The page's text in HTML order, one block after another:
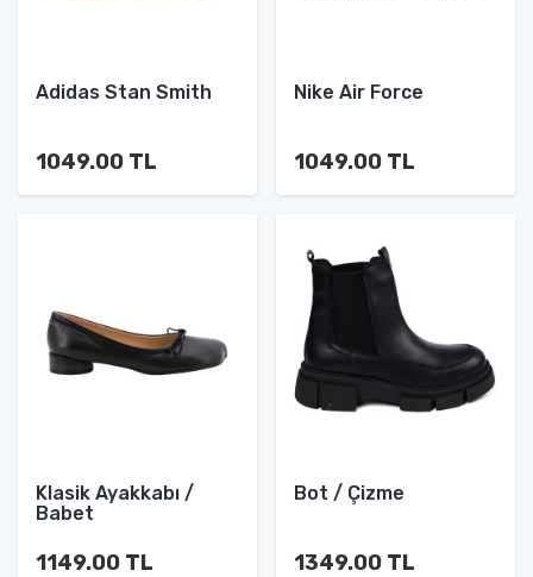
Adidas Stan Smith
1049.00 TL
Nike Air Force
1049.00 TL
Klasik Ayakkabı /
Babet
1149.00 TL
Bot / Çizme
1349.00 TL